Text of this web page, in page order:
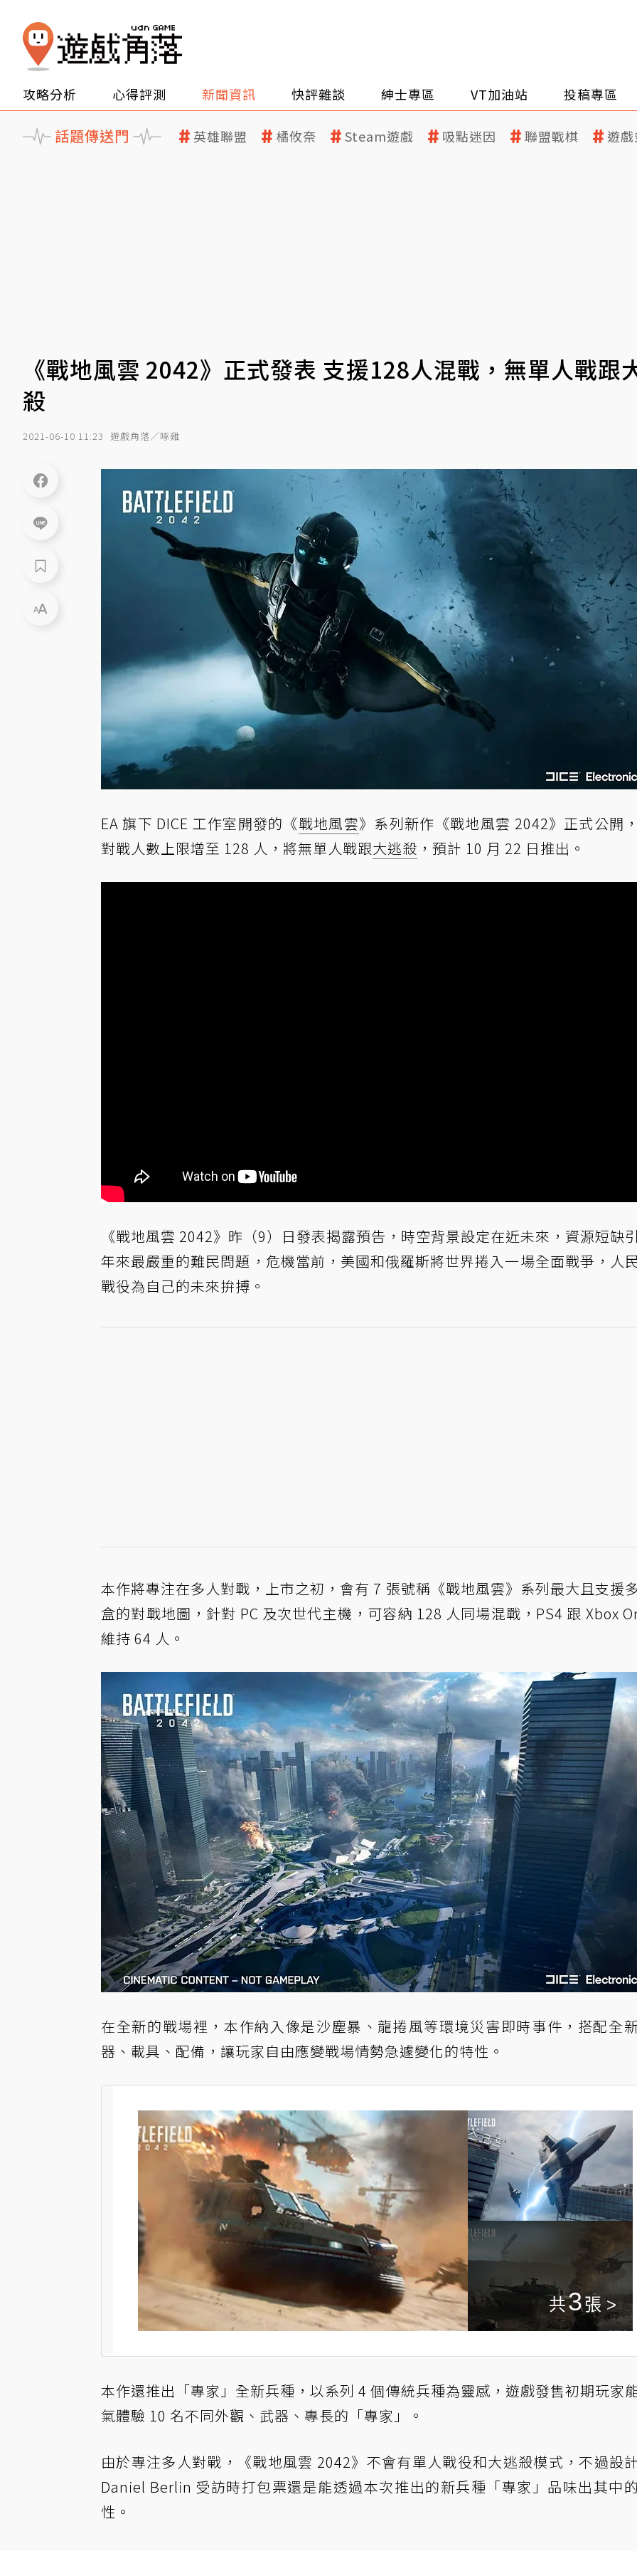
攻略分析 心得評測 新聞資訊 快評雜談 紳士專區 VT加油站 投稿專區
話題傳送門 英雄聯盟 橘攸奈 Steam遊戲 吸點迷因 聯盟戰棋 遊
《戰地風雲 2042》正式發表 支援128人混戰，無單人戰跟
殺
2021-06-10 11:23 遊戲角落／啄雞
EA 旗下 DICE 工作室開發的《戰地風雲》系列新作《戰地風雲 2042》正式公開
對戰人數上限增至 128 人，將無單人戰跟大逃殺 ，預計 10 月 22 日推出。
《戰地風雲 2042》昨（9）日發表揭露預告，時空背景設定在近未來，資源短缺
年來最嚴重的難民問題，危機當前，美國和俄羅斯將世界捲入一場全面戰爭，人
戰役為自己的未來拚搏。
本作將專注在多人對戰，上市之初，會有 7 張號稱《戰地風雲》系列最大且支援
盒的對戰地圖，針對 PC 及次世代主機，可容納 128 人同場混戰，PS4 跟 Xbox
維持 64 人。
在全新的戰場裡，本作納入像是沙塵暴、龍捲風等環境災害即時事件，搭配全
器、載具、配備，讓玩家自由應變戰場情勢急遽變化的特性。
3
本作還推出「專家」全新兵種，以系列 4 個傳統兵種為靈感，遊戲發售初期玩家
氣體驗 10 名不同外觀、武器、專長的「專家」。
由於專注多人對戰，《戰地風雲 2042》不會有單人戰役和大逃殺模式，不過設
Daniel Berlin 受訪時打包票還是能透過本次推出的新兵種「專家」品味出其中
性。